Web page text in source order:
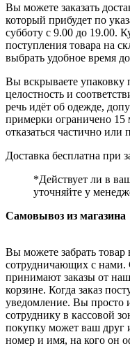
Вы можете заказать
который прибудет по
субботу с 9.00 до 19.00.
поступления товара на
выбрать удобное время
Вы вскрываете упаковку
целостность и
речь идёт об одежде,
примерки ограничено
отказаться частично
Доставка бесплатна при
*Действует ли в
уточняйте у
Самовывоз из магазина
Вы можете забрать товар
сотрудничающих с нами.
принимают заказы от
корзине. Когда заказ
уведомление. Вы просто
сотруднику в кассовой
покупку может ваш друг
номер и имя, на кого он